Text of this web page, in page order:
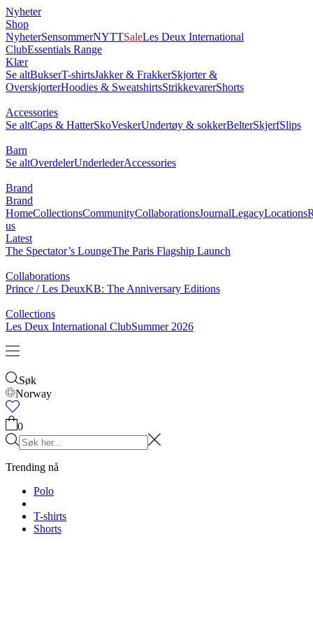
Nyheter
Shop
NyheterSensommerNYTTSaleLes Deux International
ClubEssentials Range
Klær
Se altBukserT-shirtsJakker & FrakkerSkjorter &
OverskjorterHoodies & SweatshirtsStrikkevarerShorts
Accessories
Se altCaps & HatterSkoVeskerUndertøy & sokkerBelterSkjerfSlips
Barn
Se altOverdelerUnderlederAccessories
Brand
Brand
HomeCollectionsCommunityCollaborationsJournalLegacyLocations
us
Latest
The Spectator’s LoungeThe Paris Flagship Launch
Collaborations
Prince / Les DeuxKB: The Anniversary Editions
Collections
Les Deux International ClubSummer 2026
Søk
Norway
0
Trending nå
Polo
T-shirts
Shorts